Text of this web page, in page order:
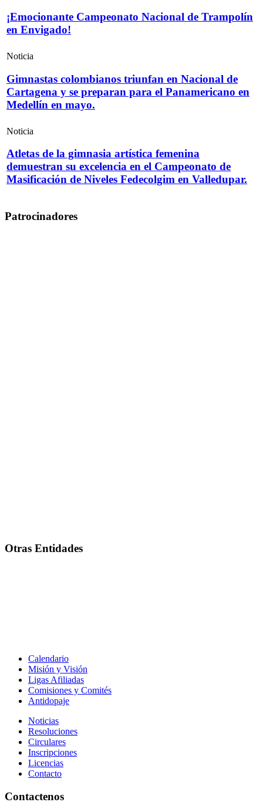
¡Emocionante Campeonato Nacional de Trampolín
en Envigado!
Noticia
Gimnastas colombianos triunfan en Nacional de
Cartagena y se preparan para el Panamericano en
Medellín en mayo.
Noticia
Atletas de la gimnasia artística femenina
demuestran su excelencia en el Campeonato de
Masificación de Niveles Fedecolgim en Valledupar.
Patrocinadores
Otras Entidades
Calendario
Misión y Visión
Ligas Afiliadas
Comisiones y Comités
Antidopaje
Noticias
Resoluciones
Circulares
Inscripciones
Licencias
Contacto
Contactenos